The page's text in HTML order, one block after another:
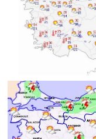
Yerel
Yerel Yaşam
Canlı Yayın